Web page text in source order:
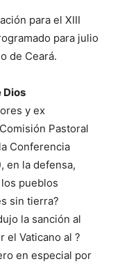
para el XIII
para julio
de Ceará.
Dios
y ex
Pastoral
Conferencia
en la defensa,
pueblos
sin tierra?
la sanción al
el Vaticano al ?
en especial por